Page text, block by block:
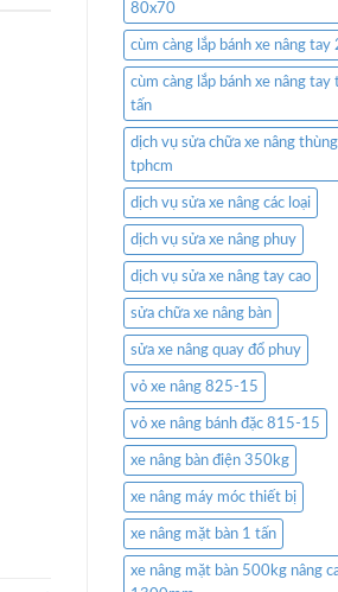
80x70
cùm càng lắp bánh xe nâng
cùm càng lắp bánh xe nâng tay
tấn
dịch vụ sửa chữa xe nâng
tphcm
dịch vụ sửa xe nâng các loại
dịch vụ sửa xe nâng phuy
dịch vụ sửa xe nâng tay cao
sửa chữa xe nâng bàn
sửa xe nâng quay đổ phuy
vỏ xe nâng 825-15
vỏ xe nâng bánh đặc 815-15
xe nâng bàn điện 350kg
xe nâng máy móc thiết bị
xe nâng mặt bàn 1 tấn
xe nâng mặt bàn 500kg nâng